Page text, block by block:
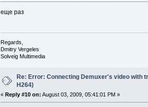
еще раз
Regards,
Dmitry Vergeles
Solveig Multimedia
Re: Error: Connecting Demuxer's video with
H264)
« Reply #10 on: August 03, 2009, 05:41:01 PM »